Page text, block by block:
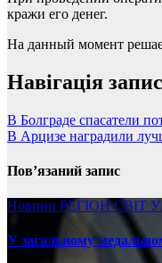
кражи его денег.
На данный момент
Навігація
В Болграде спасатели
В Арцизе наградили
Пов’язаний запис
Новини РЕГІОНСВІТ
У загальному